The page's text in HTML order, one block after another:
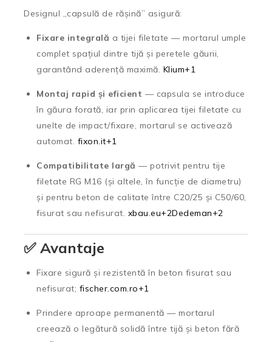
Designul „capsulă de rășină” asigură:
Fixare integrală a tijei filetate — mortarul umple
complet spațiul dintre tijă și peretele găurii,
garantând aderență maximă. Klium+1
Montaj rapid și eficient — capsula se introduce
în găura forată, iar prin aplicarea tijei filetate cu
unelte de impact/fixare, mortarul se activează
automat. fixon.it+1
Compatibilitate largă — potrivit pentru tije
filetate RG M16 (și altele, în funcție de diametru)
și pentru beton de calitate între C20/25 și C50/60,
fisurat sau nefisurat. xbau.eu+2Dedeman+2
✅ Avantaje
Fixare sigură și rezistentă în beton fisurat sau
nefisurat; fischer.com.ro+1
Prindere aproape permanentă — mortarul
creează o legătură solidă între tijă și beton fără